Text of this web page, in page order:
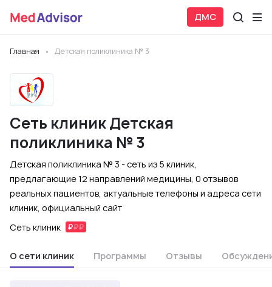
ДМС
Главная Детская поликлиника № 3
Сеть клиник Детская
поликлиника № 3
Детская поликлиника № 3 - сеть из 5 клиник,
предлагающие 12 направлений медицины, 0 отзывов
реальных пациентов, актуальные телефоны и адреса сети
клиник, официальный сайт
Сеть клиник
О сети клиник Программы Отзывы